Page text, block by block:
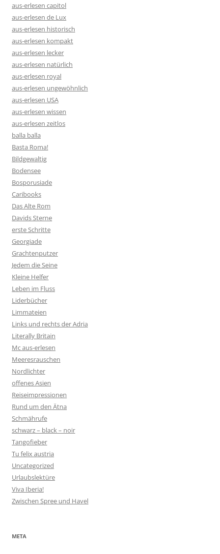
aus-erlesen capitol
aus-erlesen de Lux
aus-erlesen historisch
aus-erlesen kompakt
aus-erlesen lecker
aus-erlesen natürlich
aus-erlesen royal
aus-erlesen ungewöhnlich
aus-erlesen USA
aus-erlesen wissen
aus-erlesen zeitlos
balla balla
Basta Roma!
Bildgewaltig
Bodensee
Bosporusiade
Caribooks
Das Alte Rom
Davids Sterne
erste Schritte
Georgiade
Grachtenputzer
Jedem die Seine
Kleine Helfer
Leben im Fluss
Liderbücher
Limmateien
Links und rechts der Adria
Literally Britain
Mc aus-erlesen
Meeresrauschen
Nordlichter
offenes Asien
Reiseimpressionen
Rund um den Ätna
Schmährufe
schwarz – black – noir
Tangofieber
Tu felix austria
Uncategorized
Urlaubslektüre
Viva Iberia!
Zwischen Spree und Havel
META